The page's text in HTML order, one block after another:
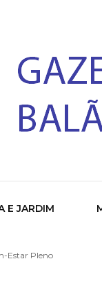
E JARDIM
Estar Pleno